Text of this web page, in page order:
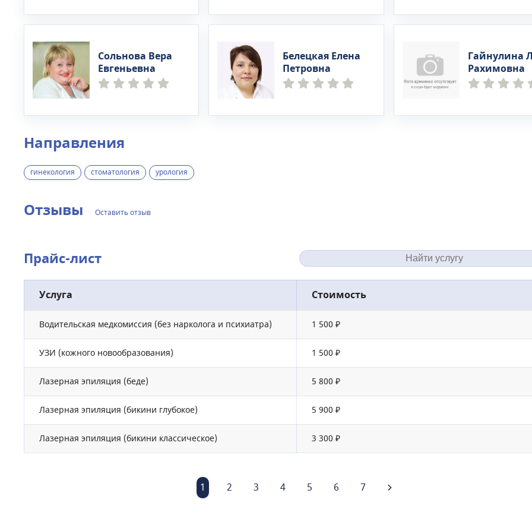
Сольнова Вера
Евгеньевна
Белецкая Елена
Петровна
Гайнулина
Рахимовна
Направления
гинекология стоматология урология
Отзывы Оставить отзыв
Прайс-лист
Услуга Стоимость
Водительская медкомиссия (без нарколога и психиатра) 1 500 ₽
УЗИ (кожного новообразования) 1 500 ₽
Лазерная эпиляция (беде) 5 800 ₽
Лазерная эпиляция (бикини глубокое) 5 900 ₽
Лазерная эпиляция (бикини классическое) 3 300 ₽
1 2 3 4 5 6 7